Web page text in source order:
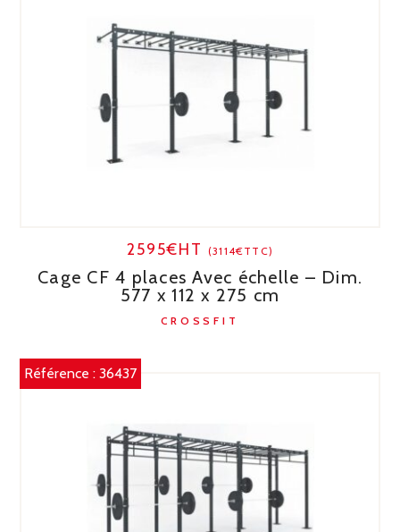
2595€HT (3114€TTC)
Cage CF 4 places Avec échelle – Dim.
577 x 112 x 275 cm
CROSSFIT
Référence :36437